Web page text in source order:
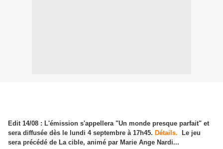
Edit 14/08 : L'émission s'appellera "Un monde presque parfait" et
sera diffusée dès le lundi 4 septembre à 17h45. Détails.
Le jeu
sera précédé de La cible, animé par Marie Ange Nardi...